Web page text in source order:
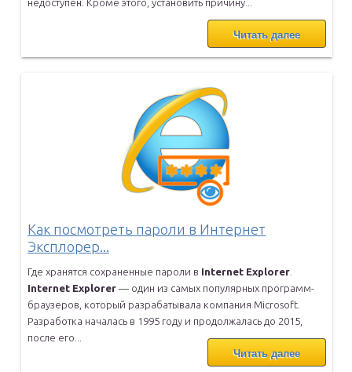
недоступен. Кроме этого, установить причину...
Читать далее
Как посмотреть пароли в Интернет
Эксплорер...
Где хранятся сохраненные пароли в Internet Explorer
Internet Explorer — один из самых популярных программ-
браузеров, который разрабатывала компания Microsoft.
Разработка началась в 1995 году и продолжалась до 2015,
после его...
Читать далее